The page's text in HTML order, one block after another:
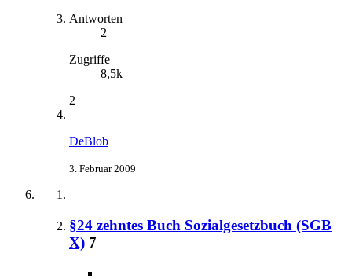
Antworten
2
Zugriffe
8,5k
2
DeBlob
3. Februar 2009
§24 zehntes Buch Sozialgesetzbuch (SGB
X) 7